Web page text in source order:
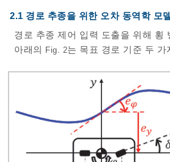
2.1 경로 추종을 위한 오차 동역학 모델
경로 추종 제어 입력 도출을 위해 횡
아래의
Fig. 2는 목표 경로 기준 두